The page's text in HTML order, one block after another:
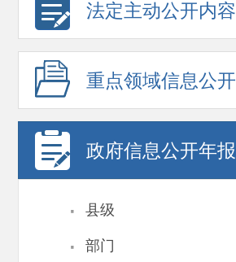
法定主动公开内容
重点领域信息公开
政府信息公开年报
· 县级
· 部门